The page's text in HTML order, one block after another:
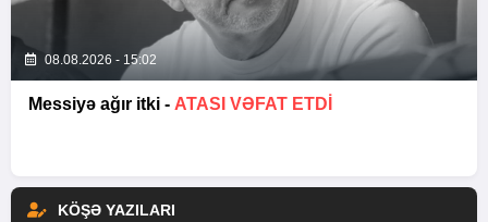
08.08.2026 - 15:02
Messiyə ağır itki - ATASI VƏFAT ETDI
KÖŞƏ YAZILARI